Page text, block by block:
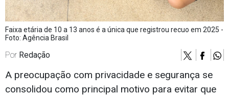
Faixa etária de 10 a 13 anos é a única que registrou recuo em 2025 -
Foto: Agência Brasil
Por Redação
A preocupação com privacidade e segurança se
consolidou como principal motivo para evitar que